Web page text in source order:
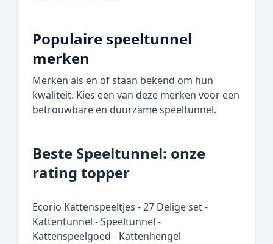
Populaire speeltunnel
merken
Merken als en of staan bekend om hun
kwaliteit. Kies een van deze merken voor een
betrouwbare en duurzame speeltunnel.
Beste Speeltunnel: onze
rating topper
Ecorio Kattenspeeltjes - 27 Delige set -
Kattentunnel - Speeltunnel -
Kattenspeelgoed - Kattenhengel